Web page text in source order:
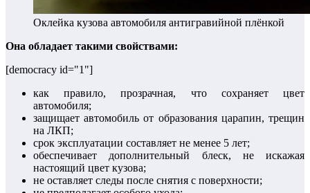
Оклейка кузова автомобиля антигравийной плёнкой
Она обладает такими свойствами:
[democracy id="1"]
как правило, прозрачная, что сохраняет цвет
автомобиля;
защищает автомобиль от образования царапин, трещин
на ЛКП;
срок эксплуатации составляет не менее 5 лет;
обеспечивает дополнительный блеск, не искажая
настоящий цвет кузова;
не оставляет следы после снятия с поверхности;